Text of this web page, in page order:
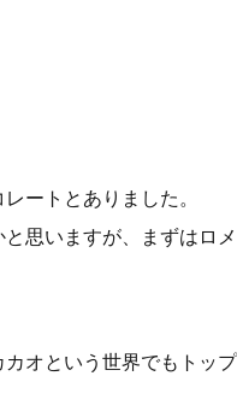
ートとありました。
思いますが、まずはロ
オという世界でもトッ